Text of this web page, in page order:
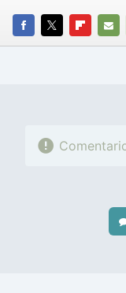
FACEBOOK
TWITTERFLIPBOARD
E-